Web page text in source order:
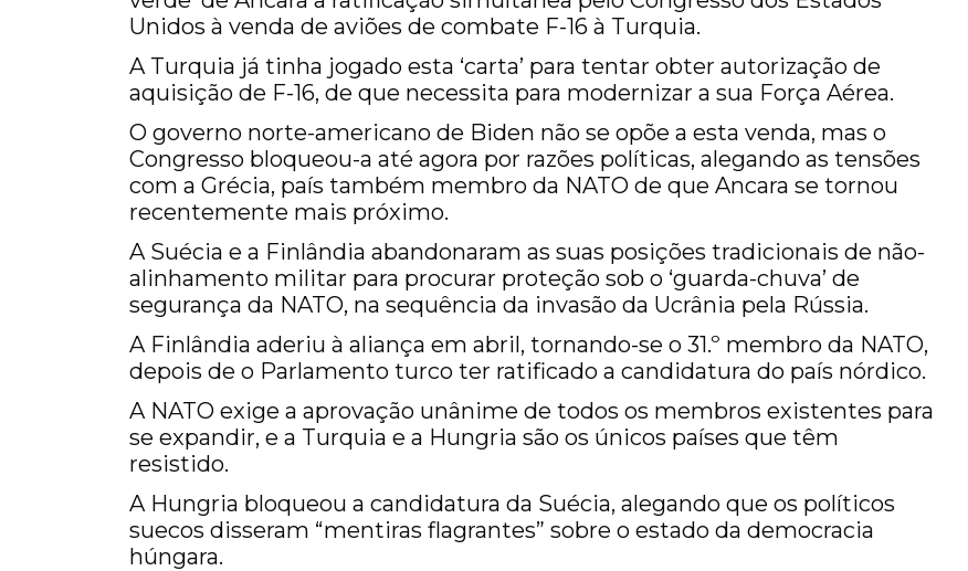
Unidos à venda de aviões de combate F-16 à Turquia.
A Turquia já tinha jogado esta ‘carta’ para tentar obter autorização de
aquisição de F-16, de que necessita para modernizar a sua Força Aérea.
O governo norte-americano de Biden não se opõe a esta venda, mas o
Congresso bloqueou-a até agora por razões políticas, alegando as tensões
com a Grécia, país também membro da NATO de que Ancara se tornou
recentemente mais próximo.
A Suécia e a Finlândia abandonaram as suas posições tradicionais de não-
alinhamento militar para procurar proteção sob o ‘guarda-chuva’ de
segurança da NATO, na sequência da invasão da Ucrânia pela Rússia.
A Finlândia aderiu à aliança em abril, tornando-se o 31.º membro da NATO,
depois de o Parlamento turco ter ratificado a candidatura do país nórdico.
A NATO exige a aprovação unânime de todos os membros existentes para
se expandir, e a Turquia e a Hungria são os únicos países que têm
resistido.
A Hungria bloqueou a candidatura da Suécia, alegando que os políticos
suecos disseram “mentiras flagrantes” sobre o estado da democracia
húngara.